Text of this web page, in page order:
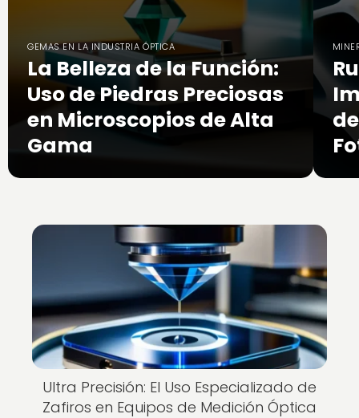
GEMAS EN LA INDUSTRIA ÓPTICA
La Belleza de la Función:
Uso de Piedras Preciosas
en Microscopios de Alta
Gama
Ultra Precisión: El Uso Especializado de
Zafiros en Equipos de Medición Óptica